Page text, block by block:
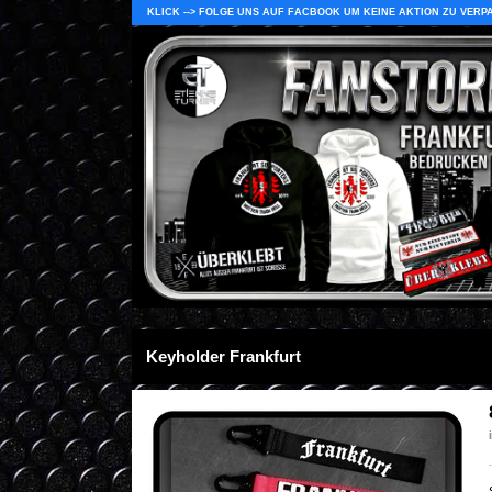
KLICK --> FOLGE UNS AUF FACBOOK UM KEINE AKTION ZU
Keyholder Frankfurt